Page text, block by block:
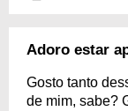
Adoro estar
Gosto tanto
de mim, sabe?